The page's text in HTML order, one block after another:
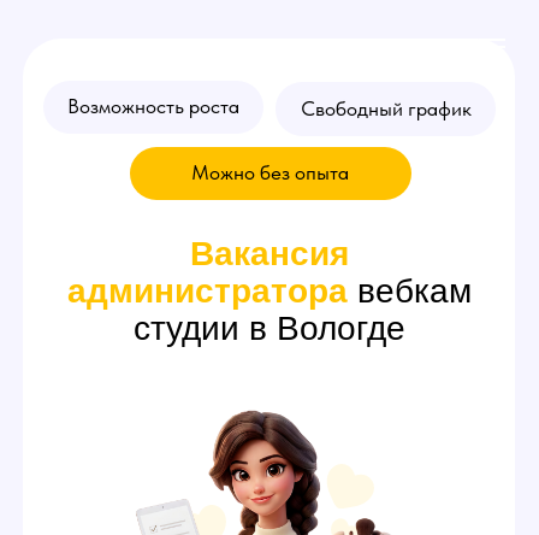
Вакансия
студии в Вологде